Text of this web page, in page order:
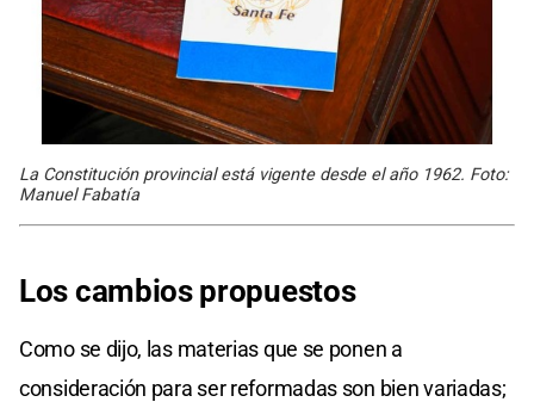
La Constitución provincial está vigente desde el año 1962. Foto:
Manuel Fabatía
Los cambios propuestos
Como se dijo, las materias que se ponen a
consideración para ser reformadas son bien variadas;